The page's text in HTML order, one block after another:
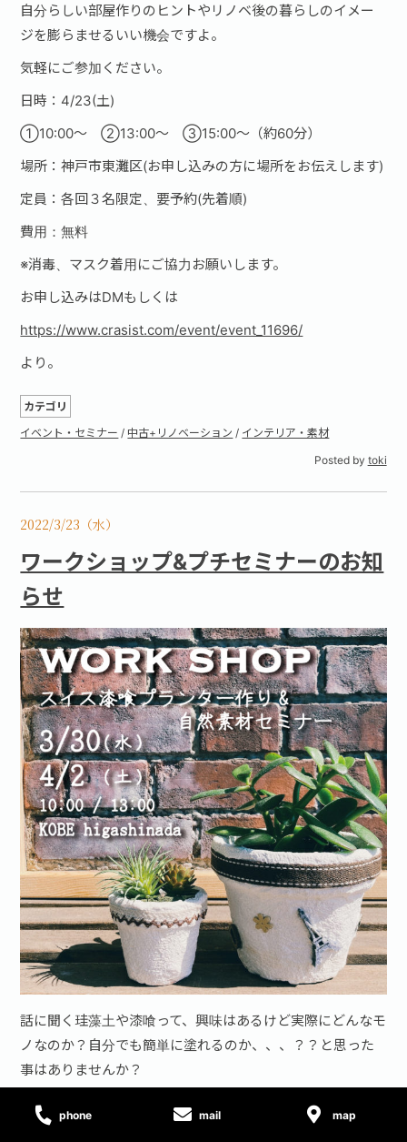
自分らしい部屋作りのヒントやリノベ後の暮らしのイメー
ジを膨らませるいい機会ですよ。
気軽にご参加ください。
日時：4/23(土)
①10:00～ ②13:00～ ③15:00～（約60分）
場所：神戸市東灘区(お申し込みの方に場所をお伝えします)
定員：各回３名限定、要予約(先着順)
費用：無料
※消毒、マスク着用にご協力お願いします。
お申し込みはDMもしくは
https://www.crasist.com/event/event_11696/
より。
カテゴリ
イベント・セミナー / 中古+リノベーション / インテリア・素材
Posted by toki
2022/3/23（水）
ワークショップ&プチセミナーのお知
らせ
話に聞く珪藻土や漆喰って、興味はあるけど実際にどんなモ
ノなのか？自分でも簡単に塗れるのか、、、？？と思った
事はありませんか？
ス漆喰を使ったオリジナルのプランター作り&自然素材セミ
phone mail map